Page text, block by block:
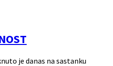
je danas na sastanku